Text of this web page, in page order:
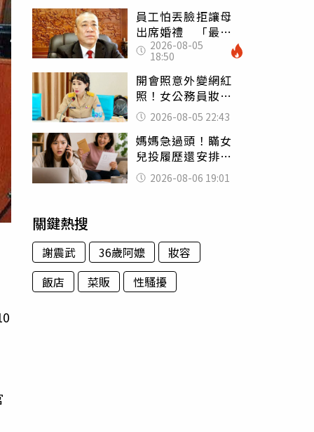
員工怕丟臉拒讓母
出席婚禮 「最愛
發錢老闆」震怒開
除：我看不起你
2026-08-05
18:50
開會照意外變網紅
照！女公務員妝容
掀2千則留言 本人
怒嗆：化妝有錯嗎
2026-08-05 22:43
媽媽急過頭！瞞女
兒投履歷還安排面
試 她接來電當場
傻眼
2026-08-06 19:01
關鍵熱搜
謝震武 36歲阿嬤
妝容
飯店
菜販 性騷擾